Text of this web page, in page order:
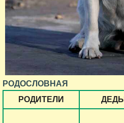
РОДОСЛОВНАЯ
РОДИТЕЛИ
ДЕДЫ